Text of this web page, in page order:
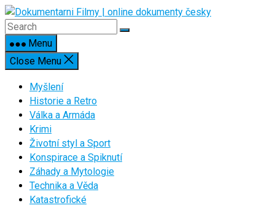
Skip
to
contentMenu
Close Menu
Myšlení
Historie a Retro
Válka a Armáda
Krimi
Životní styl a Sport
Konspirace a Spiknutí
Záhady a Mytologie
Technika a Věda
Katastrofické